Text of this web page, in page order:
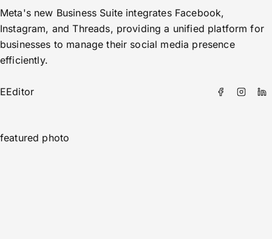
Meta's new Business Suite integrates Facebook,
Instagram, and Threads, providing a unified platform for
businesses to manage their social media presence
efficiently.
EEditor
featured photo